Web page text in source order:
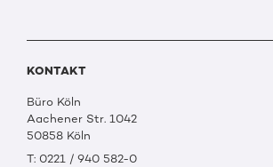
KONTAKT
Büro Köln
Aachener Str. 1042
50858 Köln
T: 0221 / 940 582-0